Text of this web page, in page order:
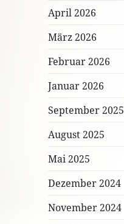
April 2026
März 2026
Februar 2026
Januar 2026
September 2025
August 2025
Mai 2025
Dezember 2024
November 2024